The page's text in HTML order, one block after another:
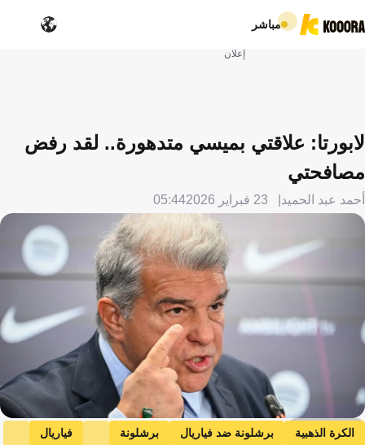
مباشر
إعلان
لابورتا: علاقتي بميسي متدهورة.. لقد رفض
مصافحتي
أحمد عبد الحميد 23 فبراير 2026 05:44
Getty Images
الكرة الذهبية برشلونة ضد فياريال برشلونة
فياريال